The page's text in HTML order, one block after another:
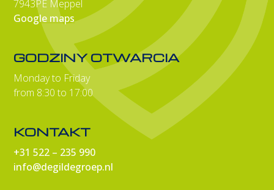
7943PE Meppel
Google maps
GODZINY OTWARCIA
Monday to Friday
from 8:30 to 17:00
KONTAKT
+31 522 – 235 990
info@degildegroep.nl